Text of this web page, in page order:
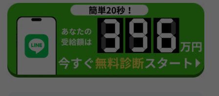
お知らせ
プライバシーポリシー